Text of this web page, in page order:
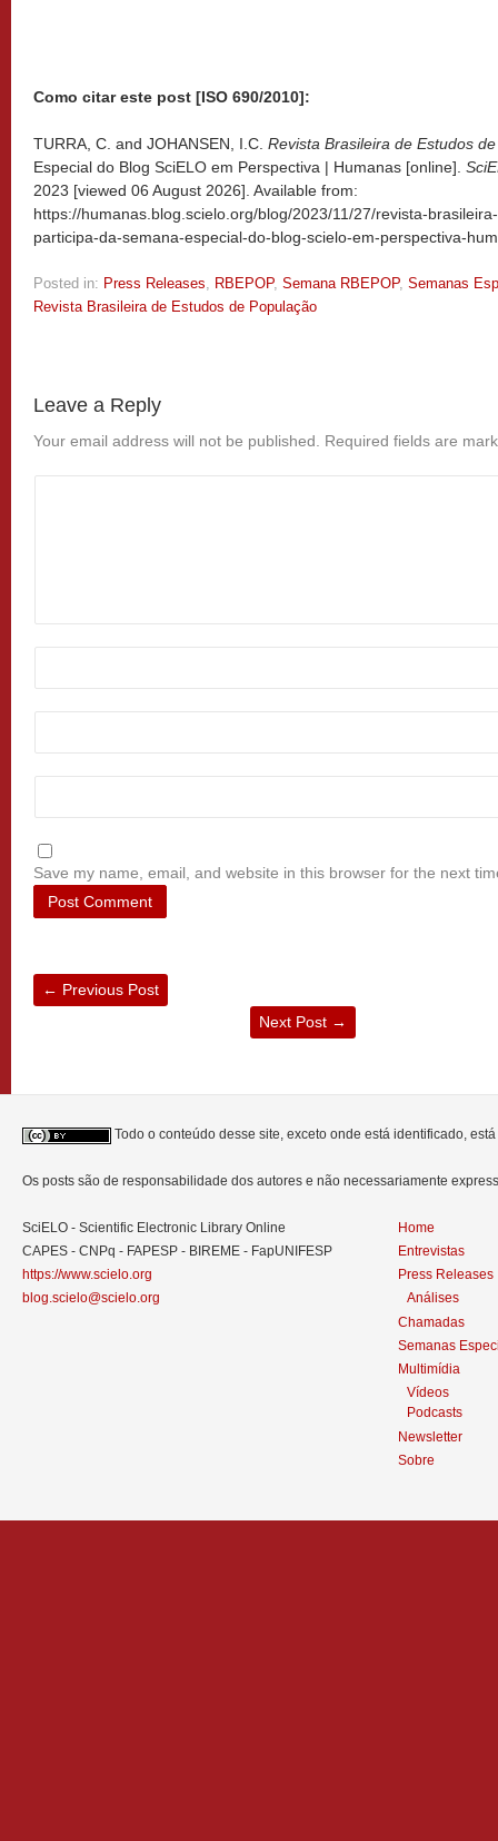
Como citar este post [ISO 690/2010]:
TURRA, C. and JOHANSEN, I.C. Revista Brasileira de Estudos
Especial do Blog SciELO em Perspectiva | Humanas [online].
2023 [viewed 06 August 2026]. Available from:
https://humanas.blog.scielo.org/blog/2023/11/27/revista-
participa-da-semana-especial-do-blog-scielo-em-perspectiva-
Posted in: Press Releases, RBEPOP, Semana RBEPOP, Semanas
Revista Brasileira de Estudos de População
Leave a Reply
Your email address will not be published. Required fields are
Save my name, email, and website in this browser for the next
← Previous Post
Next Post →
Todo o conteúdo desse site, exceto onde está identificado,
Os posts são de responsabilidade dos autores e não necessariamente
SciELO - Scientific Electronic Library Online
CAPES - CNPq - FAPESP - BIREME - FapUNIFESP
https://www.scielo.org
blog.scielo@scielo.org
Home
Entrevistas
Press Releases
Análises
Chamadas
Semanas
Multimídia
Vídeos
Podcasts
Newsletter
Sobre